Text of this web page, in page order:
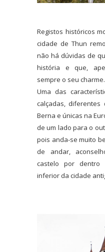
Registos históricos
cidade de Thun
não há dúvidas de
história e que,
sempre o seu charme.
Uma das
calçadas, diferentes
Berna e únicas na
de um lado para o
pois anda-se muito
de andar,
castelo por dentro
inferior da cidade